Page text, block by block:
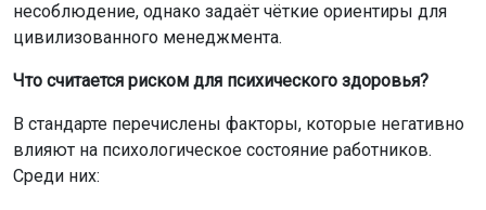
несоблюдение, однако задаёт чёткие ориентиры для
цивилизованного менеджмента.
Что считается риском для психического здоровья?
В стандарте перечислены факторы, которые негативно
влияют на психологическое состояние работников.
Среди них: